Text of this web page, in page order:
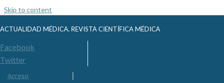
Skip to content
ACTUALIDAD MÉDICA. REVISTA CIENTÍFICA MÉDICA
Facebook
Twitter
Acceso